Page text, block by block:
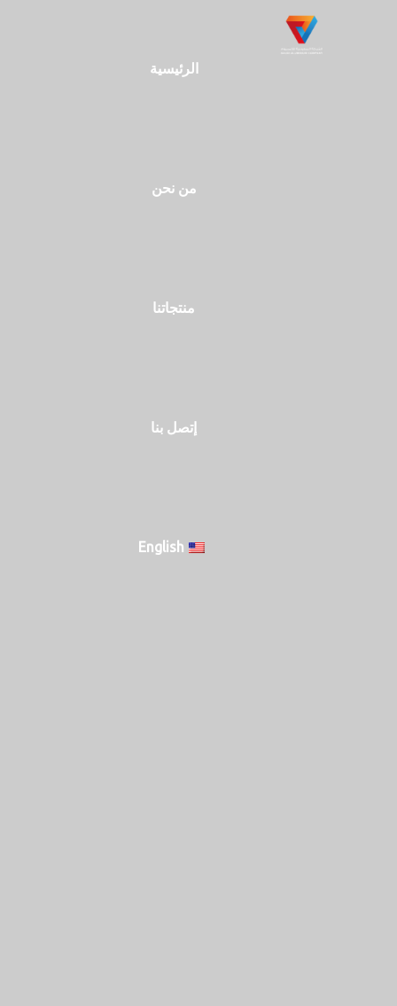
الرئيسية
من نحن
منتجاتنا
إتصل بنا
English